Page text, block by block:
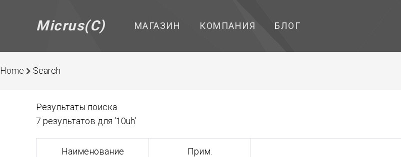
Micrus(C) МАГАЗИН КОМПАНИЯ БЛОГ
Home Search
Результаты поиска
7 результатов для '10uh'
Наименование Прим.